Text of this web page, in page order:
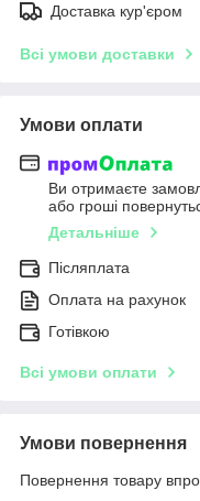
Доставка кур'єром
Всі умови доставки
Умови оплати
Ви отримаєте
або гроші
Детальніше
Післяплата
Оплата на рахунок
Готівкою
Всі умови оплати
Умови повернення
Повернення товару